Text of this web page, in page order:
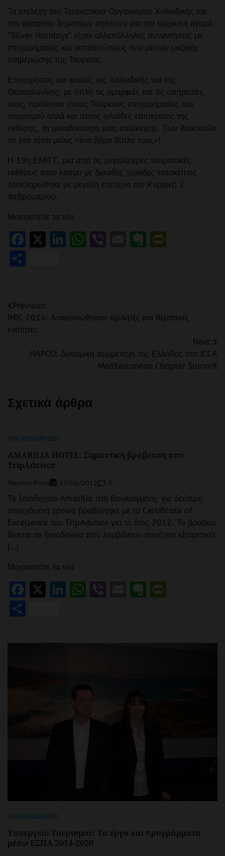
Τα στελέχη του Τουριστικού Οργανισμού Χαλκιδικής και
του γραφείου δημοσίων σχέσεων για την τουρκική αγορά
“Silver Holidays” είχαν αλλεπάλληλες συναντήσεις με
επιχειρηματίες και εκπροσώπους των μέσων μαζικής
ενημέρωσης της Τουρκίας.
Επιχειρήσεις και φορείς της Χαλκιδικής και της
Θεσσαλονίκης, με όπλο τις ομορφιές και τις υπηρεσίες
τους, πρότειναν στους Τούρκους επιχειρηματίες του
τουρισμού αλλά και στους χιλιάδες επισκέπτες της
έκθεσης, τη μοναδικότητα μιας επίσκεψης. Των διακοπών
σε ένα τόπο μόλις «ένα βήμα δίπλα τους»!
Η 19η ΕΜΙΤΤ, μια από τις μεγαλύτερες τουριστικές
εκθέσεις στον κόσμο με δεκάδες χιλιάδες επισκέπτες
ολοκληρώθηκε με μεγάλη επιτυχία την Κυριακή 2
Φεβρουαρίου.
Μοιραστείτε τα νέα
Facebook
X LinkedIn
WhatsApp
ViberEmailEvernote
Πλοήγηση
άρθρων
Previous:
IMIC 2014: Ανακοινώθηκαν ομιλητές και θεματικές
ενότητες
Next:
HAPCO: Δυναμική συμμετοχή της Ελλάδας στο ICCA
Mediterranean Chapter Summit
Σχετικά άρθρα
UNCATEGORIZED
ΑMARILIA HOTEL: Σημαντική βράβευση από
TripAdvisor
Tourism Press 12/06/2012 0
Το ξενοδοχείο Amarilia στη Βουλιαγμένη, για δεύτερη
συνεχόμενη χρονιά βραβεύτηκε με το Certificate of
Excellence του TripAdvisor για το έτος 2012. Το βραβείο
δίνεται σε ξενοδοχεία που λαμβάνουν συνέχεια εξαιρετικές
[…]
Μοιραστείτε τα νέα
Facebook
X LinkedIn
WhatsApp
ViberEmailEvernote
UNCATEGORIZED
Υπουργείο Τουρισμού: Τα έργα και προγράμματα
μέσω ΕΣΠΑ 2014-2020